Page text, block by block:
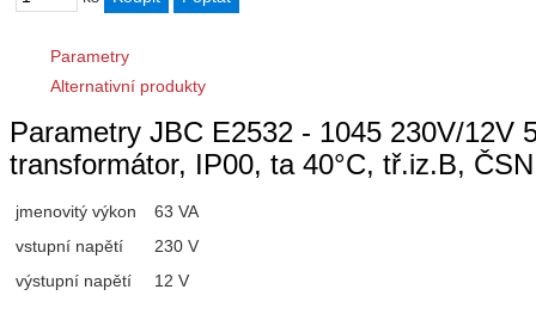
Parametry
Alternativní produkty
Parametry JBC E2532 - 1045 230V/12V
transformátor, IP00, ta 40°C, tř.iz.B,
jmenovitý výkon
63 VA
vstupní napětí
230 V
výstupní napětí
12 V